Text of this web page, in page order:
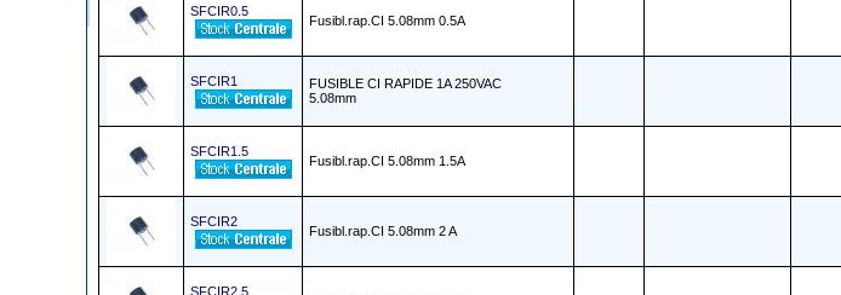
SFCIR0.5
Fusibl.rap.CI 5.08mm 0.5A
SFCIR1
FUSIBLE CI RAPIDE 1A 250VAC
5.08mm
SFCIR1.5
Fusibl.rap.CI 5.08mm 1.5A
SFCIR2
Fusibl.rap.CI 5.08mm 2 A
SFCIR2.5